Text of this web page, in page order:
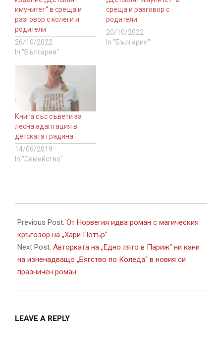
имунитет“ в среща и
разговор с колеги и
родители
26/10/2022
In "България"
среща и разговор с
родители
20/10/2022
In "България"
Книга със съвети за
лесна адаптация в
детската градина
14/06/2019
In "Семейство"
10-
12
Previous Post: От Норвегия идва роман с магическия
кръгозор на „Хари Потър“
Next Post: Авторката на „Едно лято в Париж“ ни кани
на изненадващо „Бягство по Коледа“ в новия си
празничен роман
LEAVE A REPLY